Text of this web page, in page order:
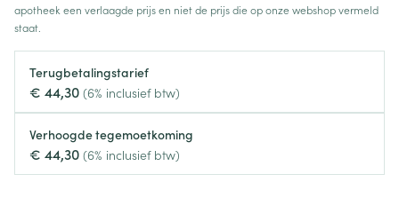
apotheek een verlaagde prijs en niet de prijs die op onze webshop vermeld
staat.
Terugbetalingstarief
€ 44,30 (6% inclusief btw)
Verhoogde tegemoetkoming
€ 44,30 (6% inclusief btw)